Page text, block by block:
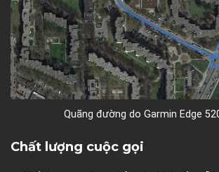
Quãng đường do Garmin Edge
Chất lượng cuộc gọi